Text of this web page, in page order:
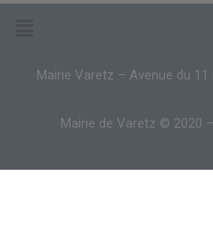
Mairie Varetz – Avenue du
Mairie de Varetz © 2020